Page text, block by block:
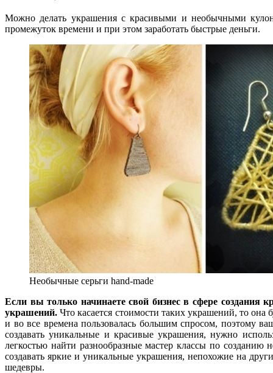
Можно делать украшения с красивыми и необычными
промежуток времени и при этом заработать быстрые деньги.
Необычные серьги hand-made
Если вы только начинаете свой бизнес в сфере
украшений. Что касается стоимости таких украшений, то она
и во все времена пользовалась большим спросом, поэтому
создавать уникальные и красивые украшения, нужно
легкостью найти разнообразные мастер классы по
создавать яркие и уникальные украшения, непохожие на
шедевры.